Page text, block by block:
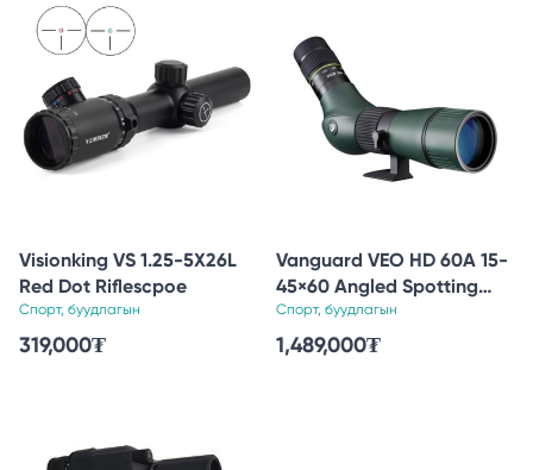
Visionking VS 1.25-5X26L
Red Dot Riflescpoe
Спорт, буудлагын
319,000₮
Vanguard VEO HD 60A 15-
45×60 Angled Spotting
Scope
Спорт, буудлагын
1,489,000₮